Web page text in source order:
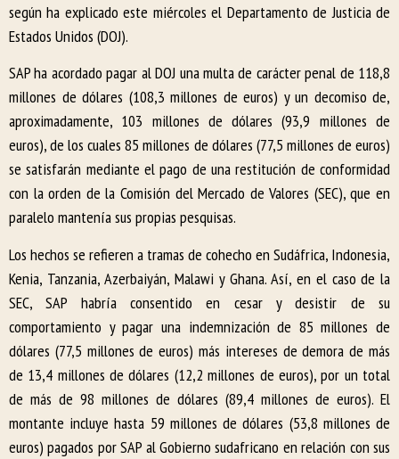
según ha explicado este miércoles el Departamento de Justicia de
Estados Unidos (DOJ).
SAP ha acordado pagar al DOJ una multa de carácter penal de 118,8
millones de dólares (108,3 millones de euros) y un decomiso de,
aproximadamente, 103 millones de dólares (93,9 millones de
euros), de los cuales 85 millones de dólares (77,5 millones de euros)
se satisfarán mediante el pago de una restitución de conformidad
con la orden de la Comisión del Mercado de Valores (SEC), que en
paralelo mantenía sus propias pesquisas.
Los hechos se refieren a tramas de cohecho en Sudáfrica, Indonesia,
Kenia, Tanzania, Azerbaiyán, Malawi y Ghana. Así, en el caso de la
SEC, SAP habría consentido en cesar y desistir de su
comportamiento y pagar una indemnización de 85 millones de
dólares (77,5 millones de euros) más intereses de demora de más
de 13,4 millones de dólares (12,2 millones de euros), por un total
de más de 98 millones de dólares (89,4 millones de euros). El
montante incluye hasta 59 millones de dólares (53,8 millones de
euros) pagados por SAP al Gobierno sudafricano en relación con sus